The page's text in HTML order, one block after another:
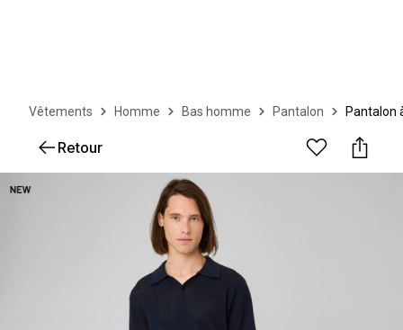
Vêtements Homme Bas homme Pantalon Pantalon
Retour